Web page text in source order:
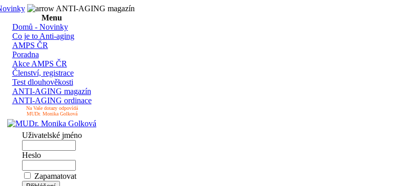
ANTI-AGING magazín
Menu
Domů - Novinky
Co je to Anti-aging
AMPS ČR
Poradna
Akce AMPS ČR
Členství, registrace
Test dlouhověkosti
ANTI-AGING magazín
ANTI-AGING ordinace
Na Vaše dotazy odpovídá
MUDr. Monika Golková
Uživatelské jméno
Heslo
Zapamatovat